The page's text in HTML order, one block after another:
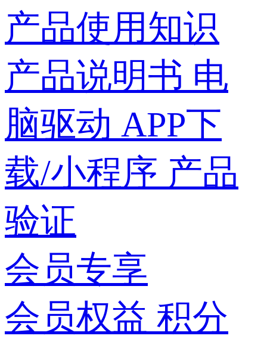
产品使用知识
产品说明书 电
脑驱动 APP下
载/小程序 产品
验证
会员专享
会员权益 积分